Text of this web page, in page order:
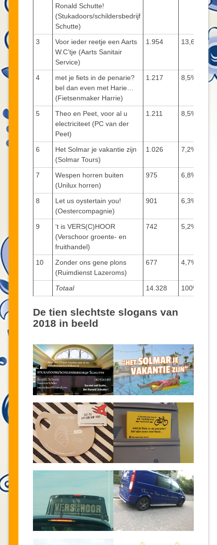
Ronald Schutte!
(Stukadoors/schildersbedrijf
Schutte)
3
Voor ieder reetje een Aarts
W.C’tje (Aarts Sanitair
Service)
1.954 13,6%
4
met je fiets in de penarie?
bel dan even met Harie…
(Fietsenmaker Harrie)
1.217 8,5%
5
Theo en Peet, voor al u
electriciteet (PC van der
Peet)
1.211 8,5%
6
Het Solmar je vakantie zijn
(Solmar Tours)
1.026 7,2%
7
Wespen horren buiten
(Unilux horren)
975 6,8%
8
Let us oystertain you!
(Oestercompagnie)
901 6,3%
9
‘t is VERS(C)HOOR
(Verschoor groente- en
fruithandel)
742 5,2%
10
Zonder ons gene plons
(Ruimdienst Lazeroms)
677 4,7%
Totaal 14.328 100%
De tien slechtste slogans van
2018 in beeld